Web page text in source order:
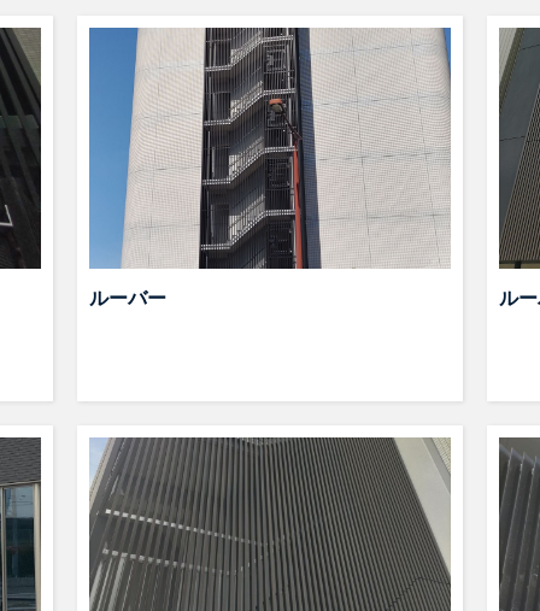
ルーバー ル